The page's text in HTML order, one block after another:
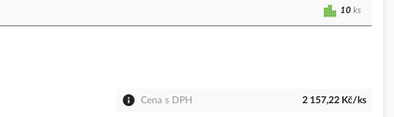
10 ks
Cena s DPH 2 157,22 Kč/ks